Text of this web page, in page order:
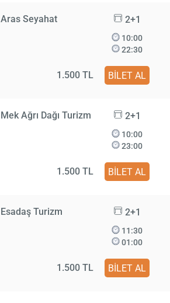
Aras Seyahat 2+1
10:00
22:30
1.500 TL BİLET AL
Mek Ağrı Dağı Turizm 2+1
10:00
23:00
1.500 TL BİLET AL
Esadaş Turizm 2+1
11:30
01:00
1.500 TL BİLET AL